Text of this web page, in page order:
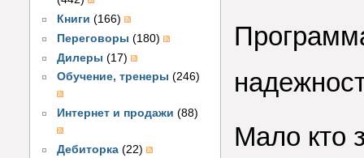
Книги (166)
Переговоры (180)
Дилеры (17)
Обучение, тренеры (246)
Интернет и продажи (88)
Дебиторка (22)
Мало кто